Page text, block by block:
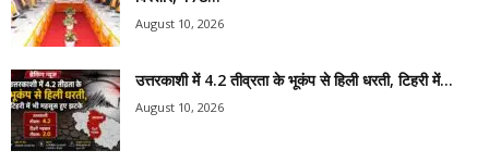
August 10, 2026
उत्तरकाशी में 4.2 तीव्रता के भूकंप से हिली धरती, टिहरी में...
August 10, 2026